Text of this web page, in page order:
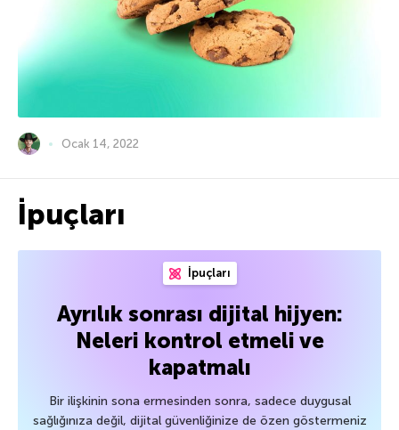
Ocak 14, 2022
İpuçları
İpuçları
Ayrılık sonrası dijital hijyen:
Neleri kontrol etmeli ve
kapatmalı
Bir ilişkinin sona ermesinden sonra, sadece duygusal
sağlığınıza değil, dijital güvenliğinize de özen göstermeniz